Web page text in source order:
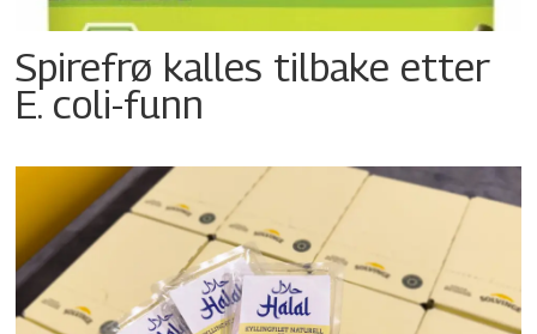
Spirefrø kalles tilbake etter
E. coli-funn